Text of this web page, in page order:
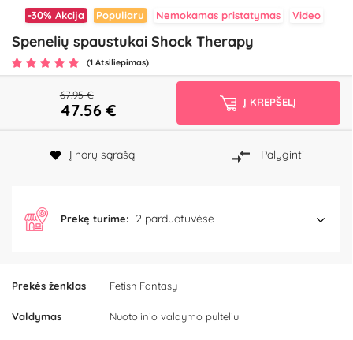
-30% Akcija Populiaru Nemokamas pristatymas Video
Spenelių spaustukai Shock Therapy
(1 Atsiliepimas)
Prekės ženklas Fetish Fantasy
Valdymas Nuotolinio valdymo pulteliu
67.95 €
47.56€ Į KREPŠELĮ
Į norų sąrašą Palyginti
Prekę turime: 2 parduotuvėse